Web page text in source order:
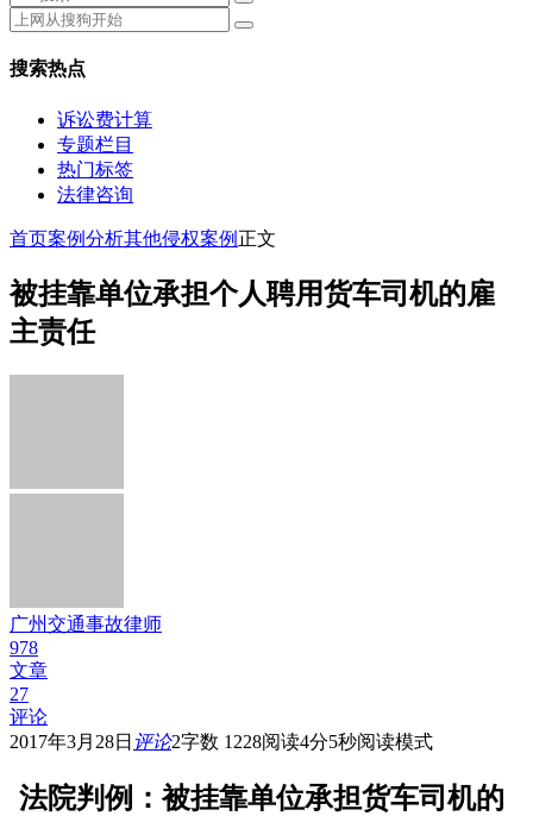
搜索热点
诉讼费计算
专题栏目
热门标签
法律咨询
首页案例分析其他侵权案例 正文
被挂靠单位承担个人聘用货车司机的雇
主责任
广州交通事故律师
978
文章
27
评论
2017年3月28日 评论2字数 1228阅读4分5秒阅读模式
法院判例：被挂靠单位承担货车司机的